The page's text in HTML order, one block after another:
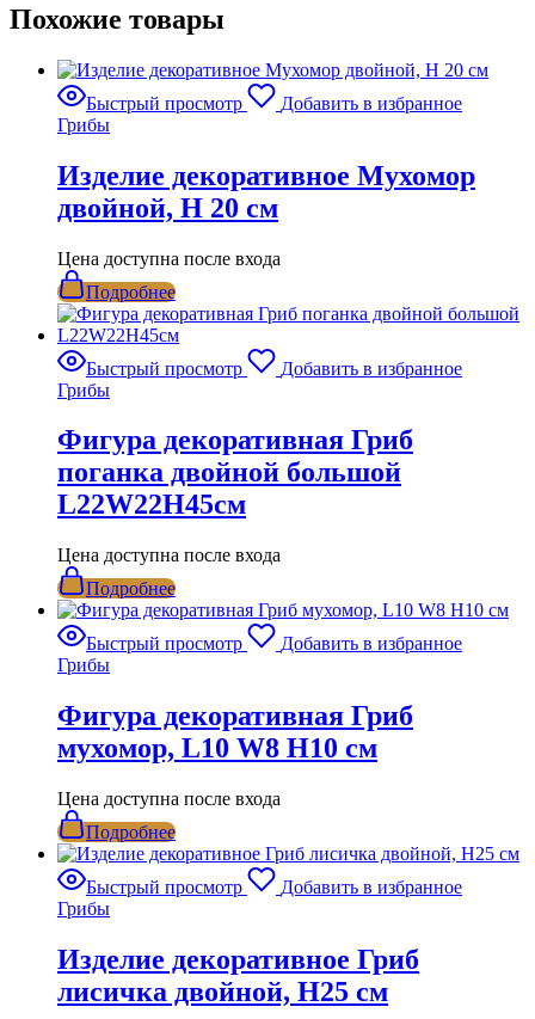
Похожие товары
Быстрый просмотр
Добавить в избранное
Грибы
Изделие декоративное Мухомор
двойной, H 20 см
Цена доступна после входа
Подробнее
Быстрый просмотр
Добавить в избранное
Грибы
Фигура декоративная Гриб
поганка двойной большой
L22W22H45см
Цена доступна после входа
Подробнее
Быстрый просмотр
Добавить в избранное
Грибы
Фигура декоративная Гриб
мухомор, L10 W8 H10 см
Цена доступна после входа
Подробнее
Быстрый просмотр
Добавить в избранное
Грибы
Изделие декоративное Гриб
лисичка двойной, Н25 см